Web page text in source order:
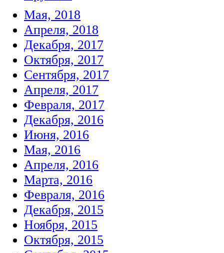
Мая, 2018
Апреля, 2018
Декабря, 2017
Октября, 2017
Сентября, 2017
Апреля, 2017
Февраля, 2017
Декабря, 2016
Июня, 2016
Мая, 2016
Апреля, 2016
Марта, 2016
Февраля, 2016
Декабря, 2015
Ноября, 2015
Октября, 2015